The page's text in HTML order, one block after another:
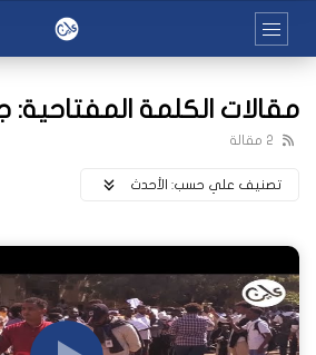
مقالات الكلمة
2 مقالة
تصنيف علي حسب: اﻷحدث